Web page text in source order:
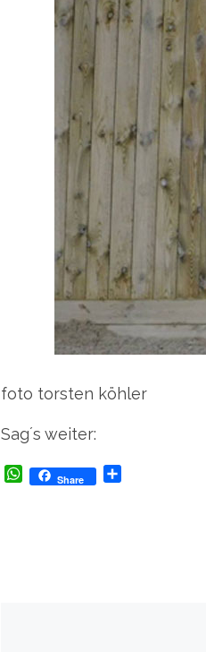
foto torsten köhler
Sag´s weiter:
W
h
Share